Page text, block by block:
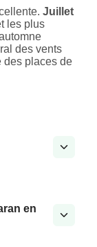
Juillet
les plus
des vents
des places de
en